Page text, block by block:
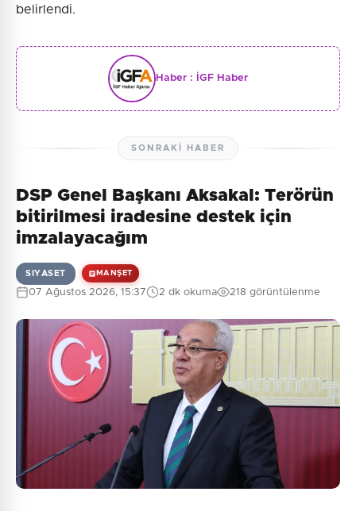
belirlendi.
Haber : İGF Haber
SONRAKI HABER
DSP Genel Başkanı Aksakal: Terörün
bitirilmesi iradesine destek için
imzalayacağım
SIYASET MANŞET
07 Ağustos 2026, 15:37 2 dk okuma 218 görüntülenme